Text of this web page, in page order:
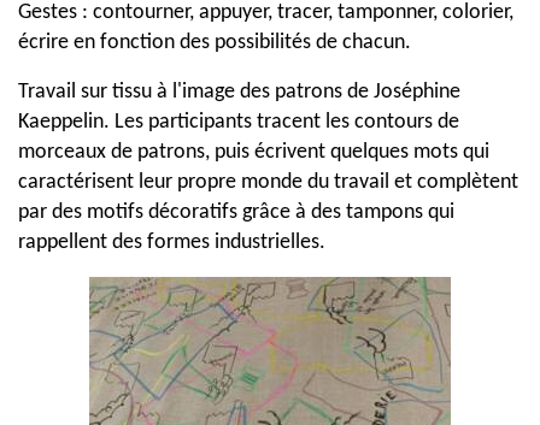
Gestes : contourner, appuyer, tracer, tamponner, colorier,
écrire en fonction des possibilités de chacun.
Travail sur tissu à l'image des patrons de Joséphine
Kaeppelin. Les participants tracent les contours de
morceaux de patrons, puis écrivent quelques mots qui
caractérisent leur propre monde du travail et complètent
par des motifs décoratifs grâce à des tampons qui
rappellent des formes industrielles.